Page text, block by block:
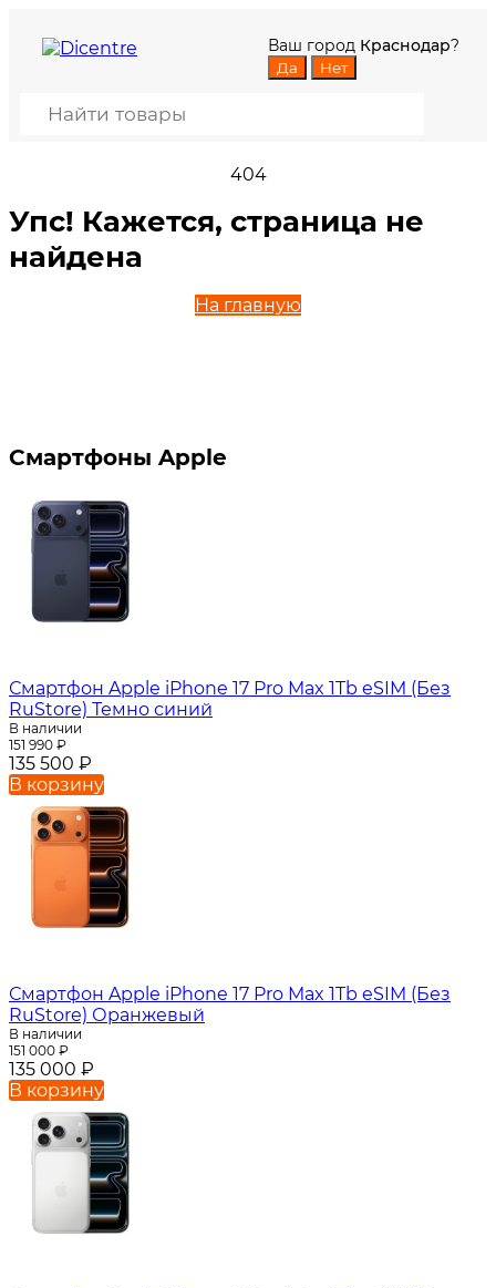
Ваш город Краснодар?
404
Упс! Кажется, страница не
найдена
На главную
Смартфоны Apple
Смартфон Apple iPhone 17 Pro Max 1Tb eSIM (Без
RuStore) Темно синий
В наличии
151 990 ₽
135 500 ₽
В корзину
Смартфон Apple iPhone 17 Pro Max 1Tb eSIM (Без
RuStore) Оранжевый
В наличии
151 000 ₽
135 000 ₽
В корзину